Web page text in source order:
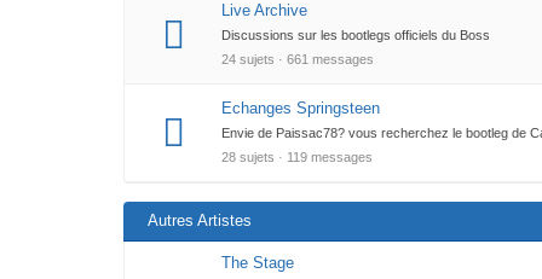
Live Archive
Discussions sur les bootlegs officiels du Boss
24 sujets · 661 messages
Echanges Springsteen
Envie de Paissac78? vous recherchez le bootleg de
28 sujets · 119 messages
Autres Artistes
The Stage